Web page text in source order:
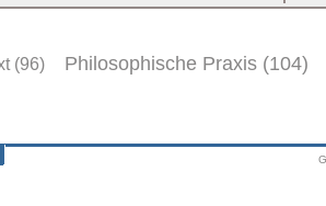
(96) Philosophische Praxis (104)